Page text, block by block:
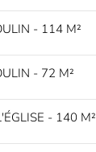
- 114 M²
- 72 M²
- 140 M²